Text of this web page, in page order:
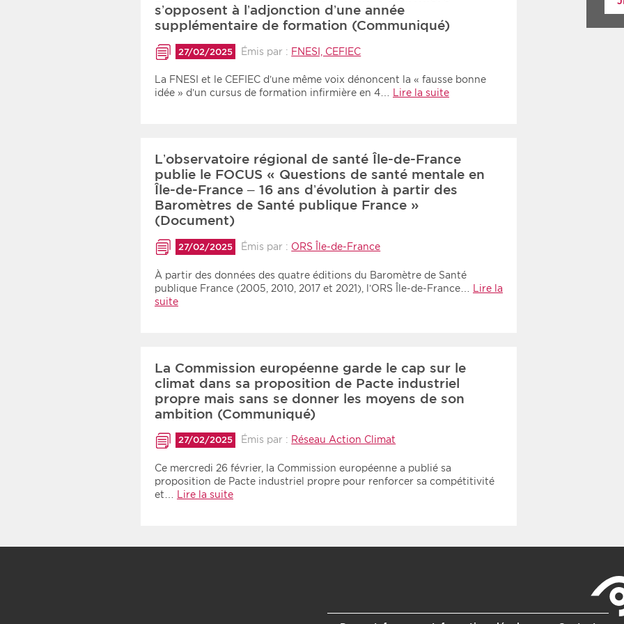
s’opposent à l’adjonction d’une année
supplémentaire de formation (Communiqué)
27/02/2025 Émis par : FNESI, CEFIEC
La FNESI et le CEFIEC d’une même voix dénoncent la « fausse bonne
idée » d’un cursus de formation infirmière en 4… Lire la suite
L’observatoire régional de santé Île-de-France
publie le FOCUS « Questions de santé mentale en
Île-de-France – 16 ans d’évolution à partir des
Baromètres de Santé publique France »
(Document)
27/02/2025 Émis par : ORS Île-de-France
À partir des données des quatre éditions du Baromètre de Santé
publique France (2005, 2010, 2017 et 2021), l’ORS Île-de-France… Lire la
suite
La Commission européenne garde le cap sur le
climat dans sa proposition de Pacte industriel
propre mais sans se donner les moyens de son
ambition (Communiqué)
27/02/2025 Émis par : Réseau Action Climat
Ce mercredi 26 février, la Commission européenne a publié sa
proposition de Pacte industriel propre pour renforcer sa compétitivité
et…
Lire la suite